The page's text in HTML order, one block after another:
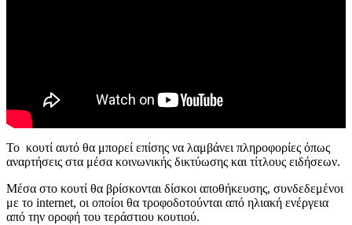
Το κουτί αυτό θα μπορεί επίσης να λαμβάνει πληροφορίες όπως
αναρτήσεις στα μέσα κοινωνικής δικτύωσης και τίτλους ειδήσεων.
Μέσα στο κουτί θα βρίσκονται δίσκοι αποθήκευσης, συνδεδεμένοι
με το internet, οι οποίοι θα τροφοδοτούνται από ηλιακή ενέργεια
από την οροφή του τεράστιου κουτιού.